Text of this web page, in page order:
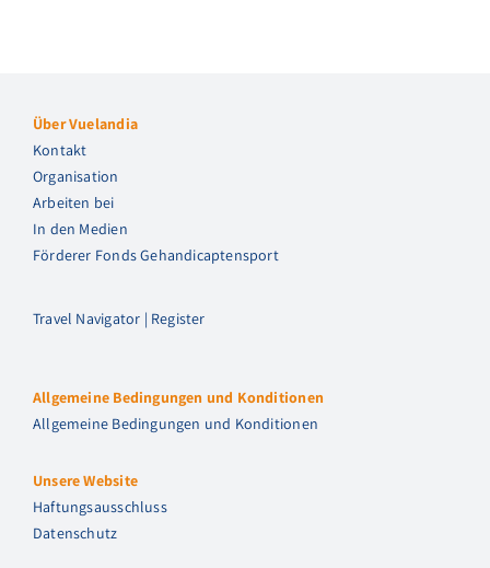
Über Vuelandia
Kontakt
Organisation
Arbeiten bei
In den Medien
Förderer Fonds Gehandicaptensport
Travel Navigator | Register
Allgemeine Bedingungen und Konditionen
Allgemeine Bedingungen und Konditionen
Unsere Website
Haftungsausschluss
Datenschutz